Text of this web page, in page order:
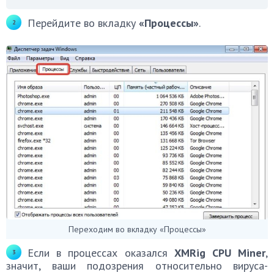
Перейдите во вкладку «Процессы».
Переходим во вкладку «Процессы»
Если в процессах оказался XMRig CPU Miner,
значит, ваши подозрения относительно вируса-